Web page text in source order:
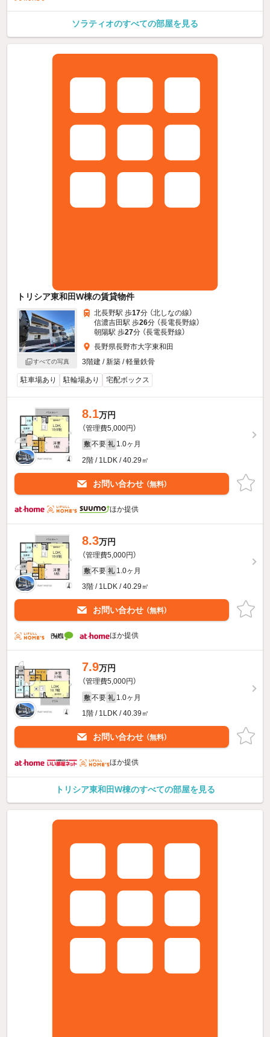
ソラティオのすべての部屋を見る
トリシア東和田W棟の賃貸物件
すべての写真
北長野駅 歩17分 （北しなの線）
信濃吉田駅 歩26分 （長電長野線）
朝陽駅 歩27分 （長電長野線）
長野県長野市大字東和田
3階建 / 新築 / 軽量鉄骨
駐車場あり 駐輪場あり 宅配ボックス
8.1万円
（管理費5,000円）
敷 不要 礼 1.0ヶ月
2階 / 1LDK / 40.29㎡
お問い合わせ （無料）
ほか提供
8.3万円
（管理費5,000円）
敷 不要 礼 1.0ヶ月
3階 / 1LDK / 40.29㎡
お問い合わせ （無料）
ほか提供
7.9万円
（管理費5,000円）
敷 不要 礼 1.0ヶ月
1階 / 1LDK / 40.39㎡
お問い合わせ （無料）
ほか提供
トリシア東和田W棟のすべての部屋を見る